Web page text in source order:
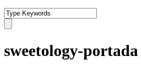
sweetology-portada